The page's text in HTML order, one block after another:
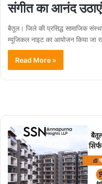
संगीत का आनंद
बैतूल। जिले की प्रसिद्ध सामाजिक संस्था
म्यूजिकल नाइट का आयोजन किया जा
Read More »